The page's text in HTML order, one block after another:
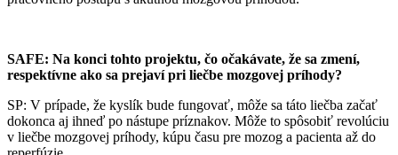
SAFE: Na konci tohto projektu, čo očakávate, že sa zmení,
respektívne ako sa prejaví pri liečbe mozgovej príhody?
SP: V prípade, že kyslík bude fungovať, môže sa táto liečba začať
dokonca aj ihneď po nástupe príznakov. Môže to spôsobiť revolúciu
v liečbe mozgovej príhody, kúpu času pre mozog a pacienta až do